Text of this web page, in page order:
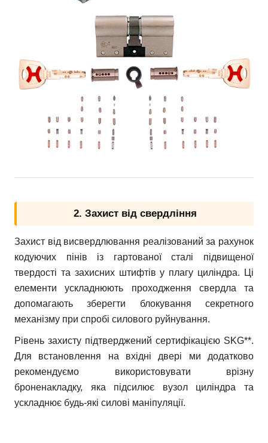
2. Захист від свердління
Захист від висвердлювання реалізований за рахунок
кодуючих пінів із гартованої сталі підвищеної
твердості та захисних штифтів у плагу циліндра. Ці
елементи ускладнюють проходження свердла та
допомагають зберегти блокування секретного
механізму при спробі силового руйнування.
Рівень захисту підтверджений сертифікацією SKG**.
Для встановлення на вхідні двері ми додатково
рекомендуємо використовувати врізну
броненакладку, яка підсилює вузол циліндра та
ускладнює будь-які силові маніпуляції.